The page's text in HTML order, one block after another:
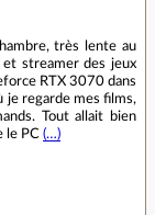
très lente au
et streamer des jeux
RTX 3070 dans
je regarde mes films,
Tout allait bien
le PC (…)